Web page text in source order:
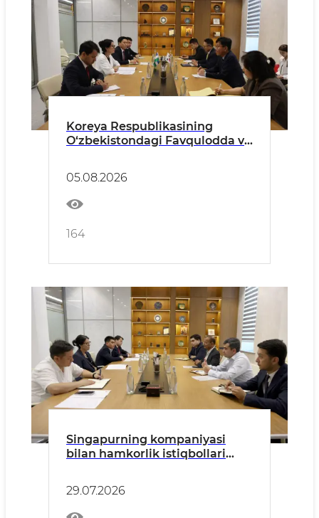
Koreya Respublikasining
O‘zbekistondagi Favqulodda va
05.08.2026
164
Singapurning kompaniyasi
bilan hamkorlik istiqbollari
29.07.2026